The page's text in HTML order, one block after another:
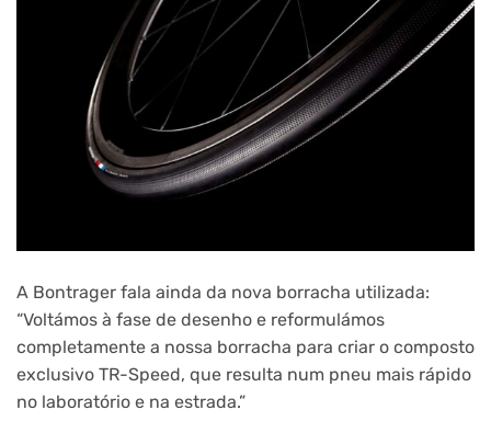
A Bontrager fala ainda da nova borracha utilizada:
“Voltámos à fase de desenho e reformulámos
completamente a nossa borracha para criar o composto
exclusivo TR-Speed, que resulta num pneu mais rápido
no laboratório e na estrada.”